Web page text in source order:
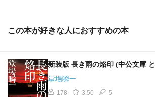
この本が好きな人におすすめの本
新装版 長き雨の烙印 (中公文庫
堂場瞬一
178 3.50 5